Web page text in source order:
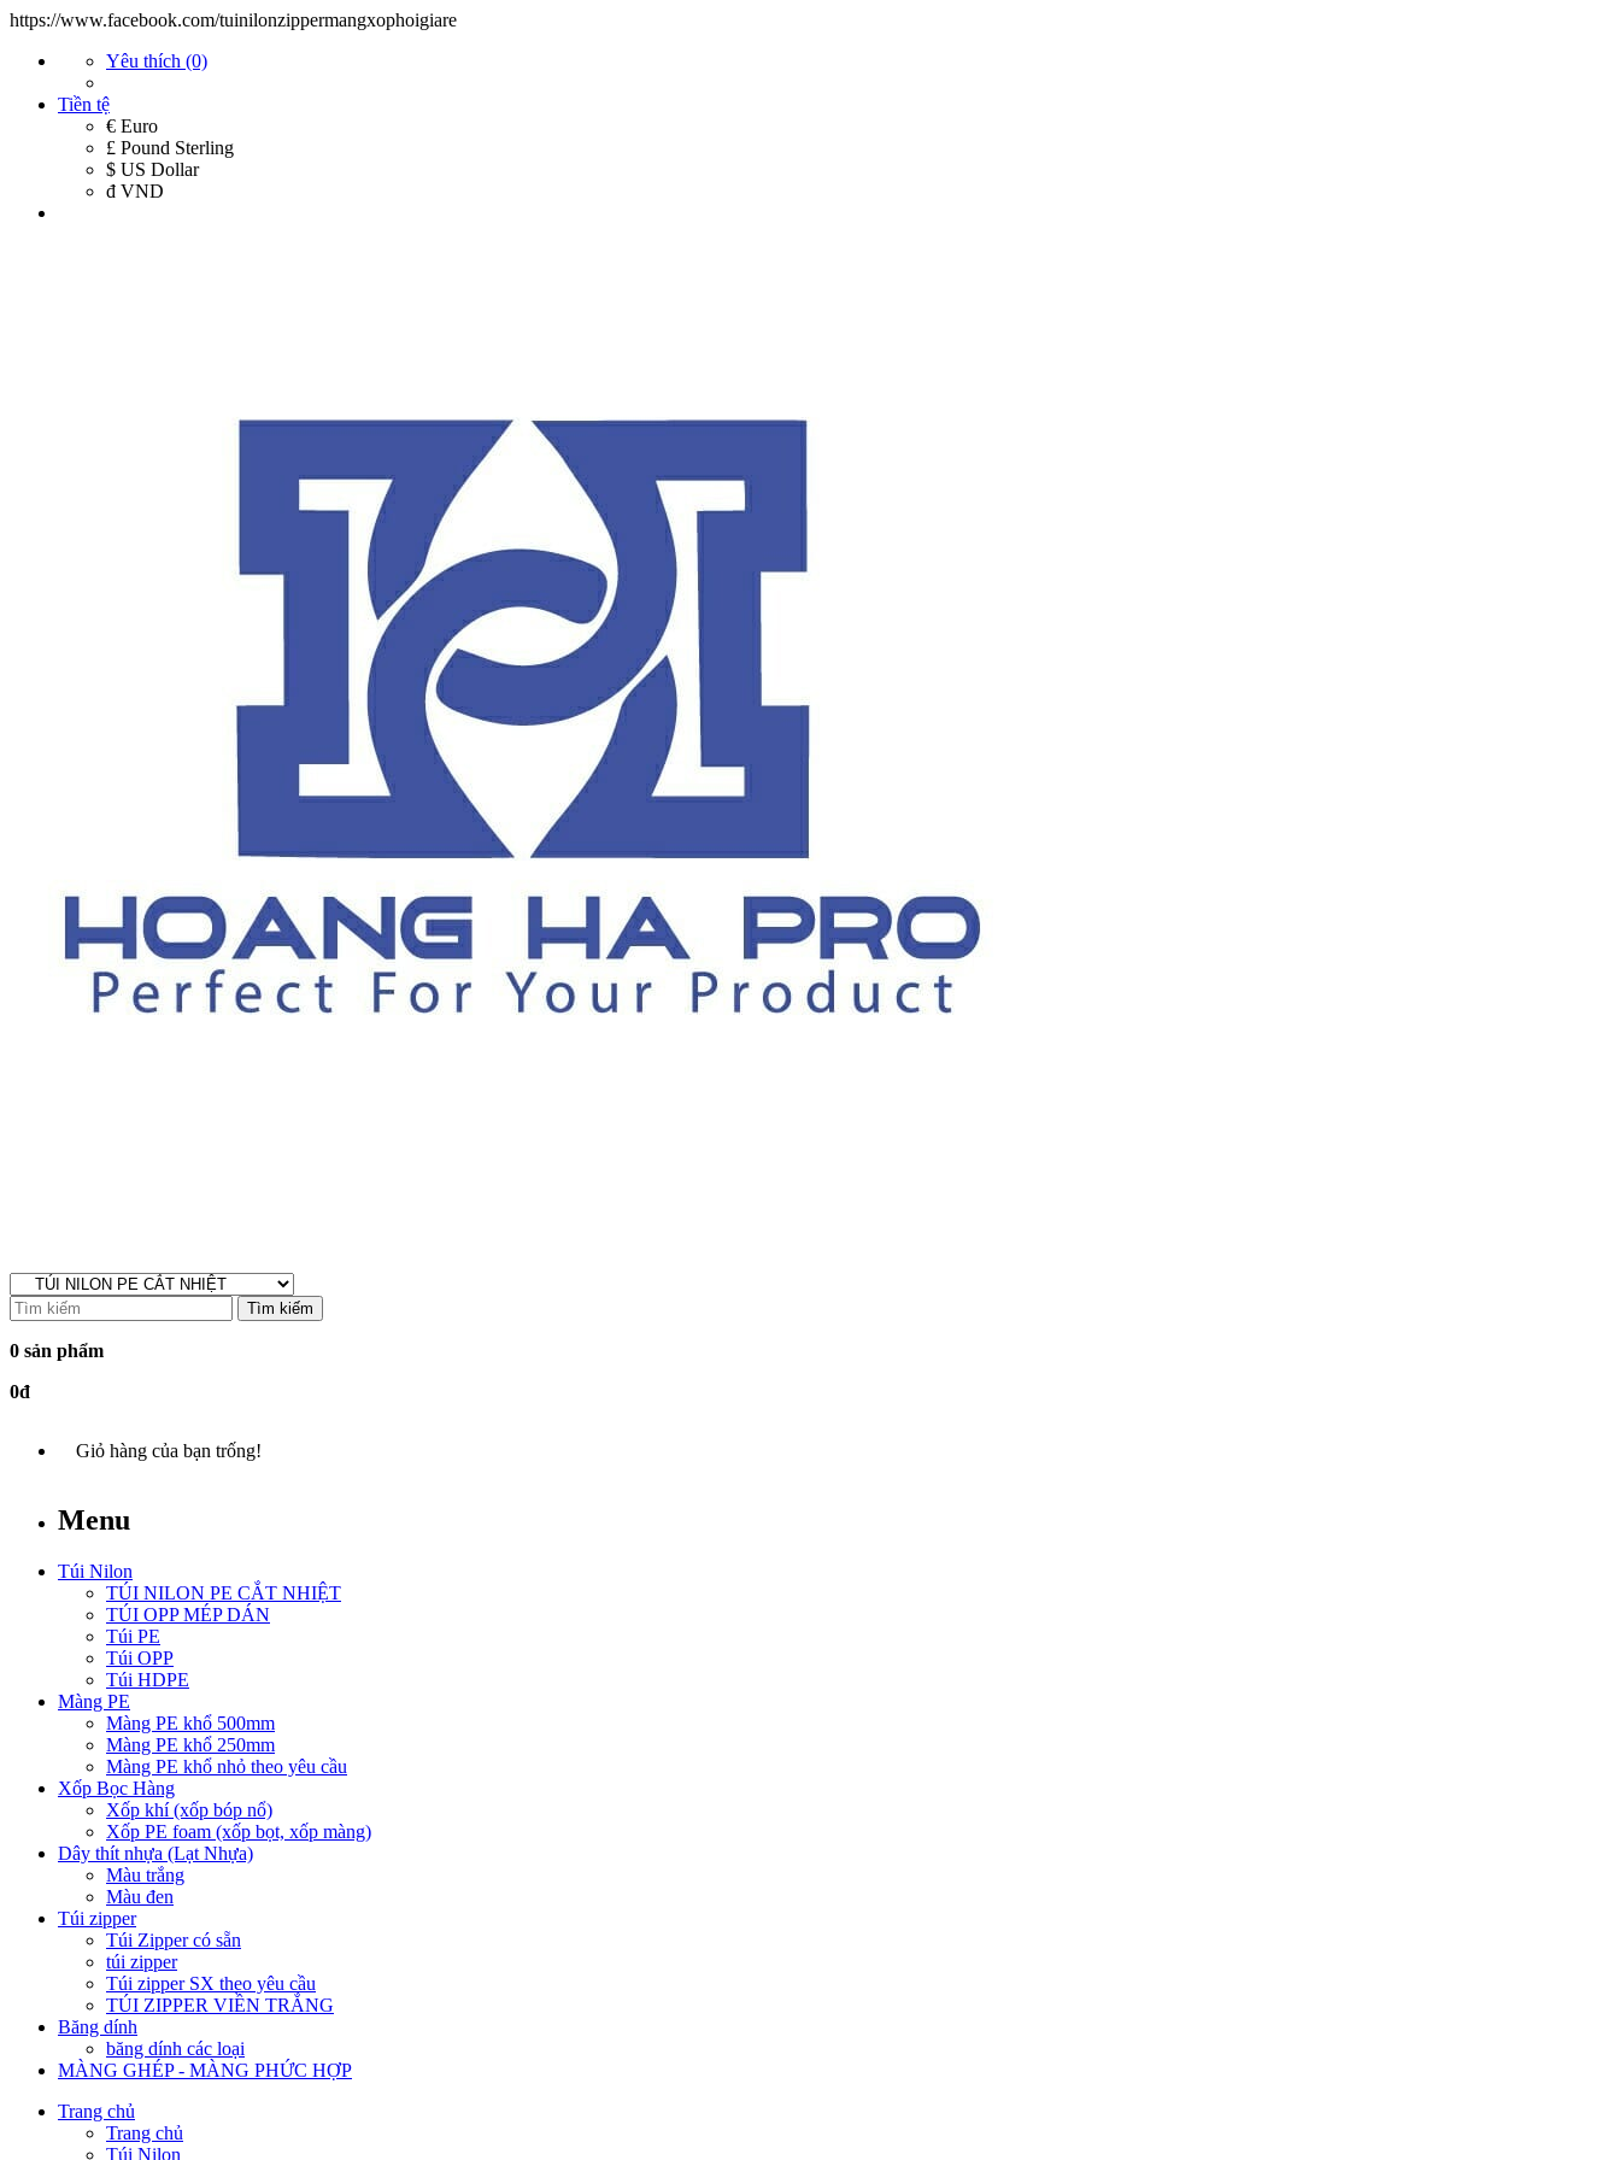
https://www.facebook.com/tuinilonzippermangxophoigiare
Yêu thích (0)
Tiền tệ
€ Euro
£ Pound Sterling
$ US Dollar
đ VND
Tìm kiếm
0 sản phẩm
0đ
Giỏ hàng của bạn trống!
Menu
Túi Nilon
TÚI NILON PE CẮT NHIỆT
TÚI OPP MÉP DÁN
Túi PE
Túi OPP
Túi HDPE
Màng PE
Màng PE khổ 500mm
Màng PE khổ 250mm
Màng PE khổ nhỏ theo yêu cầu
Xốp Bọc Hàng
Xốp khí (xốp bóp nổ)
Xốp PE foam (xốp bọt, xốp màng)
Dây thít nhựa (Lạt Nhựa)
Màu trắng
Màu đen
Túi zipper
Túi Zipper có sẵn
túi zipper
Túi zipper SX theo yêu cầu
TÚI ZIPPER VIỀN TRẮNG
Băng dính
băng dính các loại
MÀNG GHÉP - MÀNG PHỨC HỢP
Trang chủ
Trang chủ
Túi Nilon